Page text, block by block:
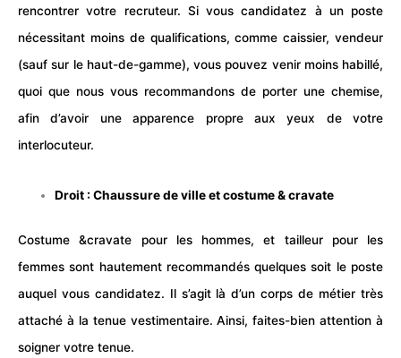
rencontrer votre recruteur. Si vous candidatez à un poste
nécessitant moins de qualifications, comme caissier, vendeur
(sauf sur le haut-de-gamme), vous pouvez venir moins habillé,
quoi que nous vous recommandons de porter une chemise,
afin d’avoir une apparence propre aux yeux de votre
interlocuteur.
Droit : Chaussure de ville et costume & cravate
Costume &cravate pour les hommes, et tailleur pour les
femmes sont hautement recommandés quelques soit le poste
auquel vous candidatez. Il s’agit là d’un corps de métier très
attaché à la tenue vestimentaire. Ainsi, faites-bien attention à
soigner votre tenue.